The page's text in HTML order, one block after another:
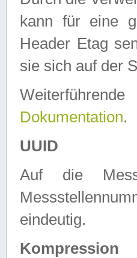
kann für eine
Header Etag
sie sich auf der
Dokumentation.
UUID
Auf die
eindeutig.
Kompression